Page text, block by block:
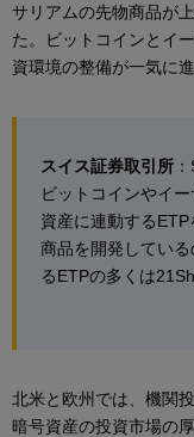
サリアムの先物商品が
た。ビットコインとイ
資環境の整備が一気に
スイス証券取引所
ビットコインやイ
資産に連動する
商品を開発している
るETPの多くは
北米と欧州では、機関
暗号資産の投資市場の